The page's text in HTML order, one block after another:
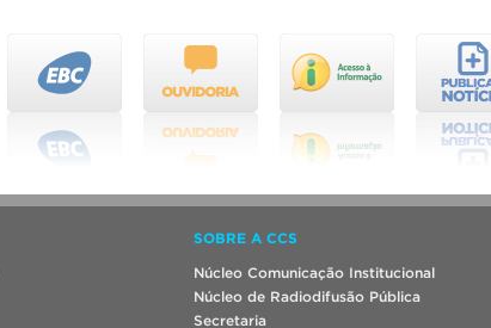
SOBRE A CCS
Núcleo Comunicação Institucional
Núcleo de Radiodifusão Pública
Secretaria